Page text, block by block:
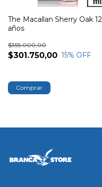
The Macallan Sherry Oak 12
años
$301.750,00
$355.000,00
15% OFF